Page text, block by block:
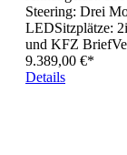
Steering: Drei
LEDSitzplätze:
und KFZ
9.389,00 €*
Details